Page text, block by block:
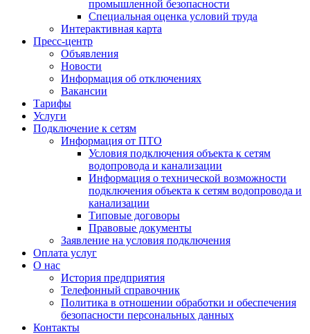
промышленной безопасности
Специальная оценка условий труда
Интерактивная карта
Пресс-центр
Объявления
Новости
Информация об отключениях
Вакансии
Тарифы
Услуги
Подключение к сетям
Информация от ПТО
Условия подключения объекта к сетям
водопровода и канализации
Информация о технической возможности
подключения объекта к сетям водопровода и
канализации
Типовые договоры
Правовые документы
Заявление на условия подключения
Оплата услуг
О нас
История предприятия
Телефонный справочник
Политика в отношении обработки и обеспечения
безопасности персональных данных
Контакты